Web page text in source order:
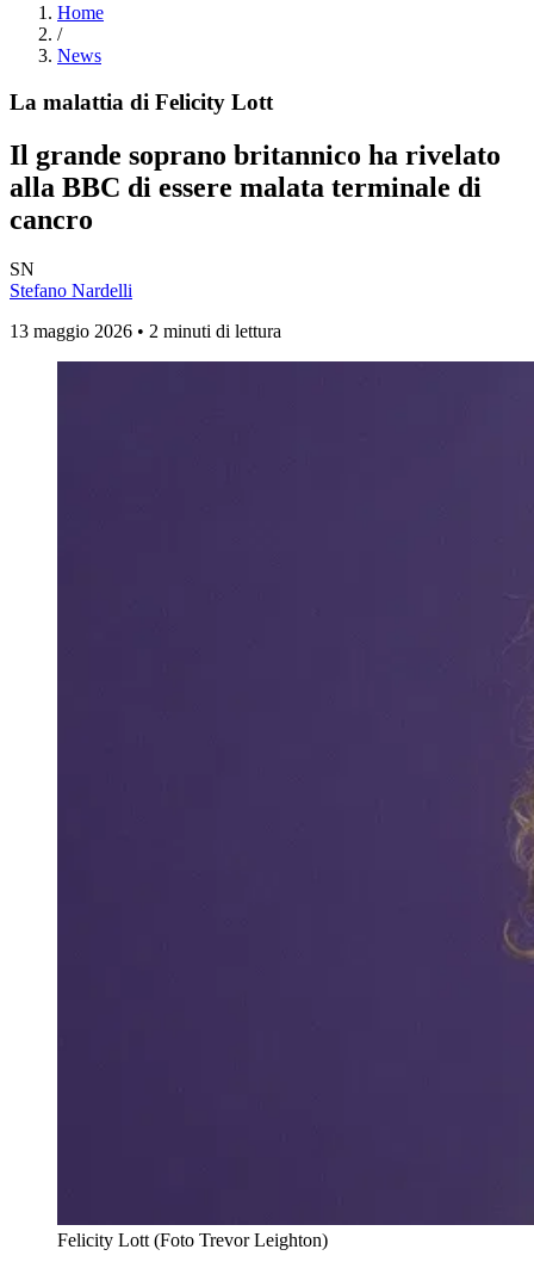
Home
/
News
La malattia di Felicity Lott
Il grande soprano britannico ha rivelato
alla BBC di essere malata terminale di
cancro
SN
Stefano Nardelli
13 maggio 2026 • 2 minuti di lettura
Felicity Lott (Foto Trevor Leighton)